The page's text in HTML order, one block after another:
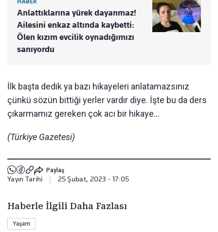
Anlattıklarına yürek dayanmaz!
Ailesini enkaz altında kaybetti:
Ölen kızım evcilik oynadığımızı
sanıyordu
İlk başta dedik ya bazı hikayeleri anlatamazsınız
çünkü sözün bittiği yerler vardır diye. İşte bu da ders
çıkarmamız gereken çok acı bir hikaye…
(Türkiye Gazetesi)
Paylaş
Yayın Tarihi 25 Şubat, 2023 - 17:05
Haberle İlgili Daha Fazlası
Yaşam